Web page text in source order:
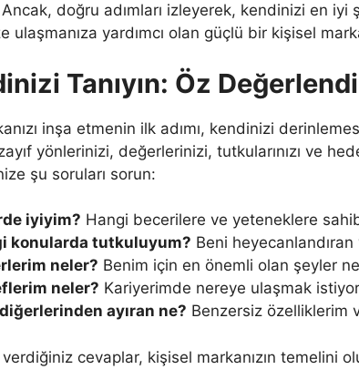
doğru adımları izleyerek, kendinizi en iyi
ulaşmanıza yardımcı olan güçlü bir kişisel
Tanıyın: Öz
inşa etmenin ilk adımı, kendinizi
yönlerinizi, değerlerinizi, tutkularınızı ve
şu soruları sorun:
iyiyim? Hangi becerilere ve yeteneklere
konularda tutkuluyum? Beni
neler? Benim için en önemli olan şeyler
neler? Kariyerimde nereye ulaşmak
ayıran ne? Benzersiz özelliklerim
cevaplar, kişisel markanızın temelini